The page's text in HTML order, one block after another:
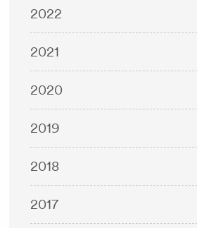
2022
2021
2020
2019
2018
2017